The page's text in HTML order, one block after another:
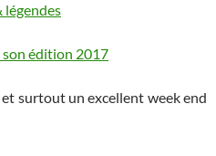
légendes
édition 2017
surtout un excellent week end